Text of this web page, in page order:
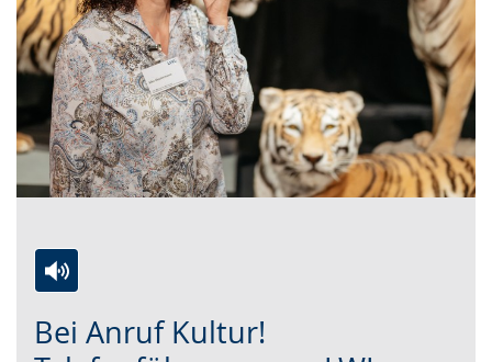
Bei Anruf Kultur!
Leichten
Audio-
Video